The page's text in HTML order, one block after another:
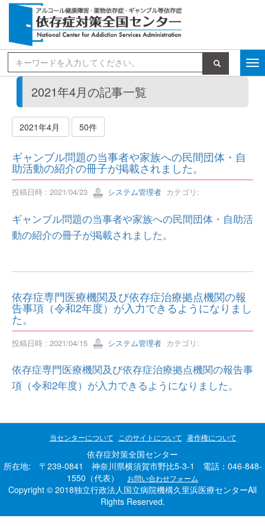
検索
2021年4月の記事一覧
2021年4月 50件
ギャンブル問題の当事者や家族への民間団体・自
助活動の紹介の冊子が掲載されました。
投稿日時 : 2021/04/23 システム管理者 カテゴリ:
ギャンブル問題の当事者や家族への民間団体・自助活
動の紹介の冊子が掲載されました。
依存症専門医療機関及び依存症治療拠点機関の報
告事項（令和2年度）が入力できるようになりまし
た。
投稿日時 : 2021/04/15 システム管理者 カテゴリ:
依存症専門医療機関及び依存症治療拠点機関の報告事
項（令和2年度）が入力できるようになりました。
当センターについて このサイトについて 著作権について
依存症対策全国センター
所在地: 〒239-0841 神奈川県横須賀市野比5-3-1 電話：046-848-
1550（代表）
お問い合わせフォーム
Copyright © 2018独立行政法人国立病院機構久里浜医療センターAll
Rights Reserved.